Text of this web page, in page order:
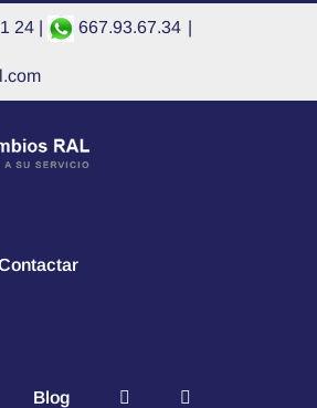
24 | 667.93.67.34 |
Blog